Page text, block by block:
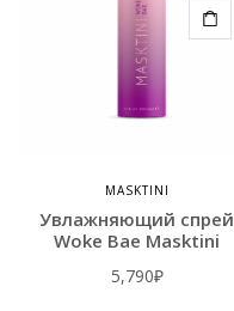
MASKTINI
Увлажняющий спрей
Woke Bae Masktini
5,790₽